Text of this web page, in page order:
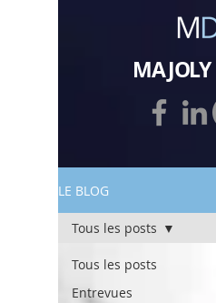
MAJOLY
LE BLOG
Tous les posts
Entrevues
Tous les posts